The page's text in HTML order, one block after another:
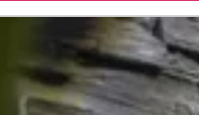
im Zimmer